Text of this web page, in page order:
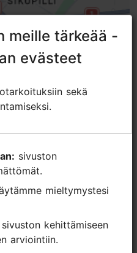
meille tärkeää -
evästeet
sekä
arviointiin.
meille tärkeää -
evästeet
sekä
arviointiin.